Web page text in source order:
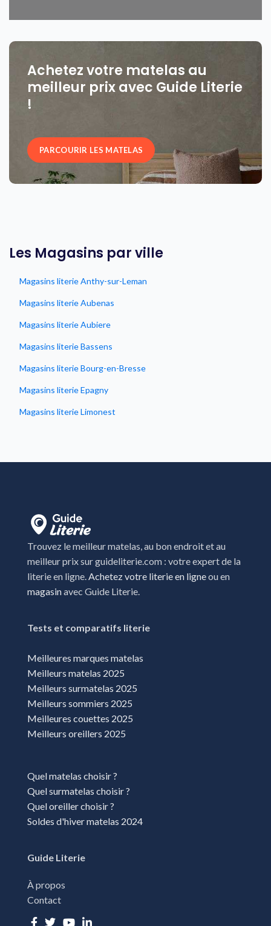
Achetez votre matelas au
meilleur prix avec Guide Literie
!
PARCOURIR LES MATELAS
Les Magasins par ville
Magasins literie Anthy-sur-Leman
Magasins literie Aubenas
Magasins literie Aubiere
Magasins literie Bassens
Magasins literie Bourg-en-Bresse
Magasins literie Epagny
Magasins literie Limonest
Magasins literie Saint-genis-pouilly
Magasins literie Saint-Priest
Magasins literie Sallanches
Trouvez le meilleur matelas, au bon endroit et au
meilleur prix sur guideliterie.com : votre expert de la
literie en ligne. Achetez votre literie en ligneou en
magasinavec Guide Literie.
Tests et comparatifs literie
Meilleures marques matelas
Meilleurs matelas 2025
Meilleurs surmatelas 2025
Meilleurs sommiers 2025
Meilleures couettes 2025
Meilleurs oreillers 2025
Quel matelas choisir ?
Quel surmatelas choisir ?
Quel oreiller choisir ?
Soldes d'hiver matelas 2024
Guide Literie
À propos
Contact